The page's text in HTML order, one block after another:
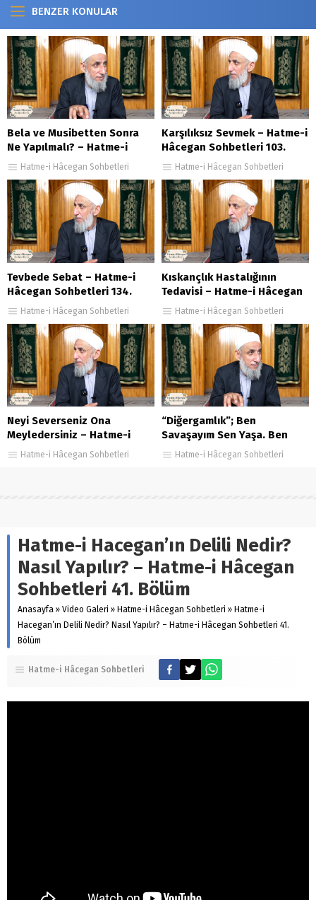
BENZER KONULAR
Bela ve Musibetten Sonra
Ne Yapılmalı? – Hatme-i
Hâcegan Sohbetleri 49.
Hatme-i Hâcegan Sohbetleri
Karşılıksız Sevmek – Hatme-i
Hâcegan Sohbetleri 103.
BölümHatme-i Hâcegan Sohbetleri
Tevbede Sebat – Hatme-i
Hâcegan Sohbetleri 134.
BölümHatme-i Hâcegan Sohbetleri
Kıskançlık Hastalığının
Tedavisi – Hatme-i Hâcegan
Sohbetleri 143. Bölüm
Hatme-i Hâcegan Sohbetleri
Neyi Severseniz Ona
Meyledersiniz – Hatme-i
Hâcegan Sohbetleri 106.
Hatme-i Hâcegan Sohbetleri
“Diğergamlık”; Ben
Savaşayım Sen Yaşa. Ben
Çalışayım Sen Ye – Hatme-i
Hâcegan Sohbetleri
Hatme-i Hâcegan Sohbetleri
Hatme-i Hacegan’ın Delili Nedir?
Nasıl Yapılır? – Hatme-i Hâcegan
Sohbetleri 41. Bölüm
Anasayfa » Video Galeri » Hatme-i Hâcegan Sohbetleri » Hatme-i
Hacegan’ın Delili Nedir? Nasıl Yapılır? – Hatme-i Hâcegan Sohbetleri 41.
Bölüm
Hatme-i Hâcegan Sohbetleri